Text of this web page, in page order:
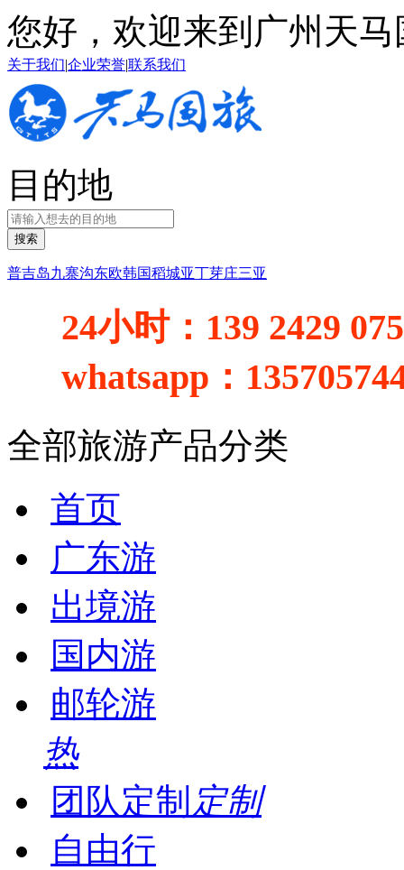
您好，欢迎来到广州天
关于我们|企业荣誉|联系我们
目的地
搜索
普吉岛九寨沟东欧韩国稻城亚丁芽庄三亚
24小时： 139 2429
whatsapp：
全部旅游产品分类
首页
广东游
出境游
国内游
邮轮游
热
团队定制 定制
自由行